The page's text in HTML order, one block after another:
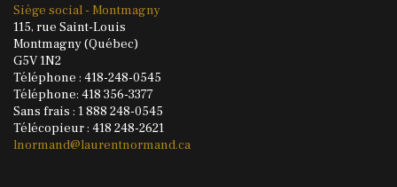
Siège social - Montmagny
115, rue Saint-Louis
Montmagny (Québec)
G5V 1N2
Téléphone : 418-248-0545
Téléphone: 418 356-3377
Sans frais : 1 888 248-0545
Télécopieur : 418 248-2621
lnormand@laurentnormand.ca